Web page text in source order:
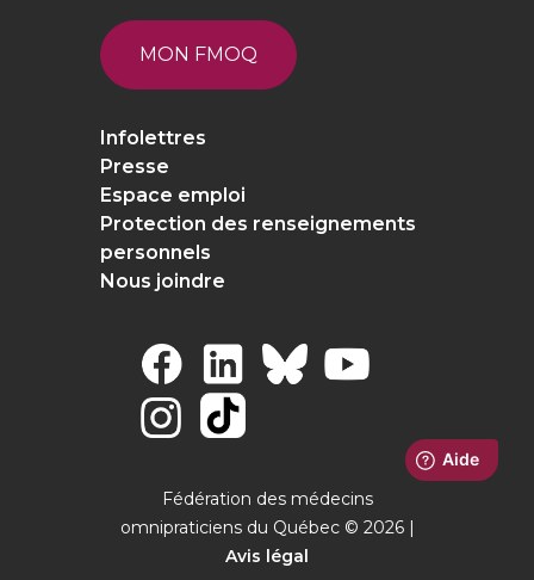
MON FMOQ
Infolettres
Presse
Espace emploi
Protection des renseignements
personnels
Nous joindre
Fédération des médecins
omnipraticiens du Québec © 2026 |
Avis légal